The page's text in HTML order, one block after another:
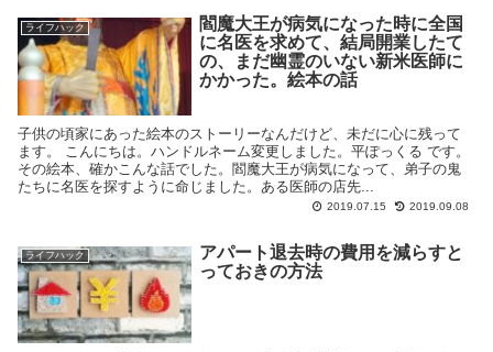
ライフハック
閻魔大王が病気になった時に全国
に名医を求めて、結局開業したて
の、まだ幽霊のいない新米医師に
かかった。絵本の話
子供の頃家にあった絵本のストーリーなんだけど、未だに心に残って
ます。 こんにちは。ハンドルネーム変更しました。平ぽっくる です。
その絵本、確かこんな話でした。閻魔大王が病気になって、弟子の鬼
たちに名医を探すように命じました。ある医師の店先...
2019.07.15 2019.09.08
ライフハック
アパート退去時の費用を減らすと
っておきの方法